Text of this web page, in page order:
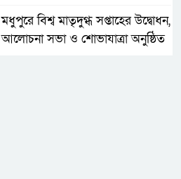
মধুপুরে বিশ্ব মাতৃদুগ্ধ সপ্তাহের উদ্বোধন,
আলোচনা সভা ও শোভাযাত্রা অনুষ্ঠিত